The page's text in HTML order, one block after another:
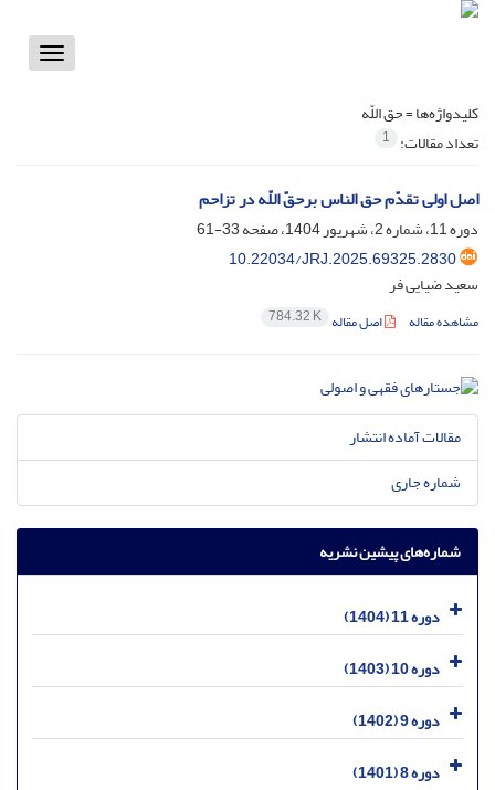
Toggle
کلیدواژه‌ها =حق اللّه
تعداد مقالات: 1
اصل اولی تقدّم حق الناس برحقّ اللّه در تزاحم
دوره 11، شماره 2، شهریور 1404، صفحه
33-61
10.22034/JRJ.2025.69325.2830
سعید ضیایی فر
مشاهده مقاله اصل مقاله 784.32 K
مقالات آماده انتشار
شماره جاری
شماره‌های پیشین نشریه
دوره 11 (1404)
دوره 10 (1403)
دوره 9 (1402)
دوره 8 (1401)